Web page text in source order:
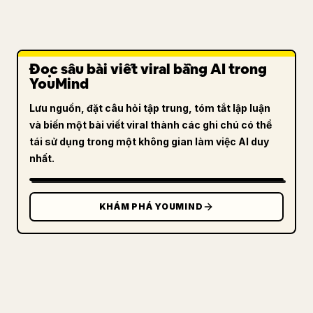
Đọc sâu bài viết viral bằng AI trong
YouMind
Lưu nguồn, đặt câu hỏi tập trung, tóm tắt lập luận
và biến một bài viết viral thành các ghi chú có thể
tái sử dụng trong một không gian làm việc AI duy
nhất.
KHÁM PHÁ YOUMIND